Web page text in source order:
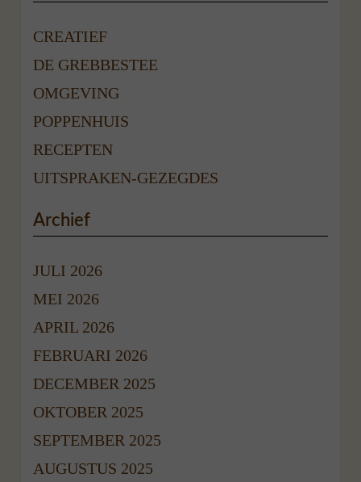
CREATIEF
DE GREBBESTEE
OMGEVING
POPPENHUIS
RECEPTEN
UITSPRAKEN-GEZEGDES
Archief
JULI 2026
MEI 2026
APRIL 2026
FEBRUARI 2026
DECEMBER 2025
OKTOBER 2025
SEPTEMBER 2025
AUGUSTUS 2025